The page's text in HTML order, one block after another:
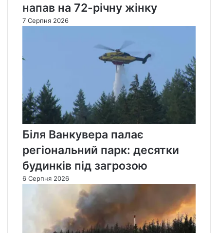
напав на 72-річну жінку
7 Серпня 2026
Біля Ванкувера палає
регіональний парк: десятки
будинків під загрозою
6 Серпня 2026